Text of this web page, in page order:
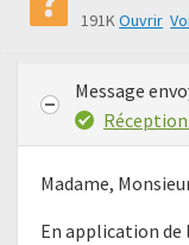
191KOuvrir
Message
Madame,
En application de